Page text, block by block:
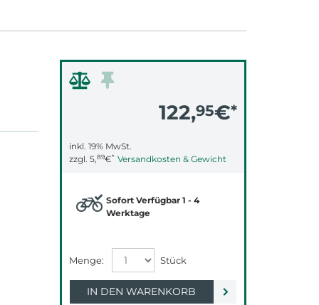
122,95€*
inkl. 19% MwSt.
zzgl. 5,89€* Versandkosten & Gewicht
Sofort Verfügbar 1 - 4
Werktage
IN DEN WARENKORB